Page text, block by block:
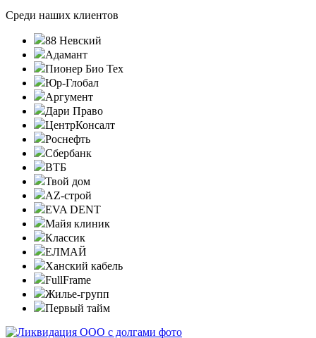
Среди наших клиентов
88 Невский
Адамант
Пионер Био Тех
Юр-Глобал
Аргумент
Дари Право
ЦентрКонсалт
Роснефть
Сбербанк
ВТБ
Твой дом
AZ-строй
EVA DENT
Майя клиник
Классик
ЕЛМАЙ
Ханский кабель
FullFrame
Жилье-групп
Первый тайм